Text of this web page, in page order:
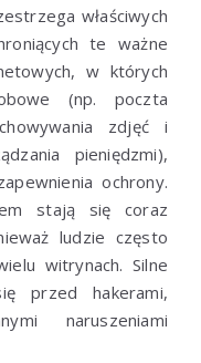
właściwych
te ważne
w których
(np. poczta
zdjęć i
pieniędzmi),
ochrony.
stają się coraz
ludzie często
witrynach. Silne
przed hakerami,
naruszeniami